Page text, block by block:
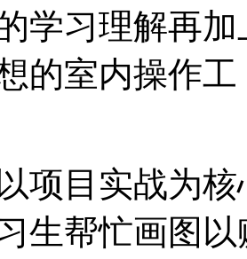
学习理解再
的室内操作
目实战为核
生帮忙画图